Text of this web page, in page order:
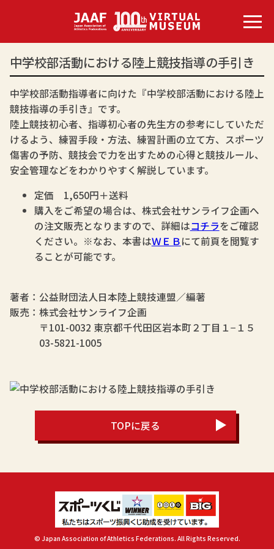
中学校部活動における陸上競技指導の手引き
中学校部活動指導者に向けた『中学校部活動における陸上
競技指導の手引き』です。
陸上競技初心者、指導初心者の先生方の参考にしていただ
けるよう、練習手段・方法、練習計画の立て方、スポーツ
傷害の予防、競技会で力を出すための心得と競技ルール、
安全管理などをわかりやすく解説しています。
定価 1,650円＋送料
購入をご希望の場合は、株式会社サンライフ企画へ
の注文販売となりますので、詳細はコチラをご確認
ください。※なお、本書はＷＥＢにて前頁を閲覧す
ることが可能です。
著者：公益財団法人日本陸上競技連盟／編著
販売： 株式会社サンライフ企画
〒101-0032 東京都千代田区岩本町２丁目１−１５
03-5821-1005
TOPに戻る
© Japan Association of Athletics Federations. All Rights Reserved.